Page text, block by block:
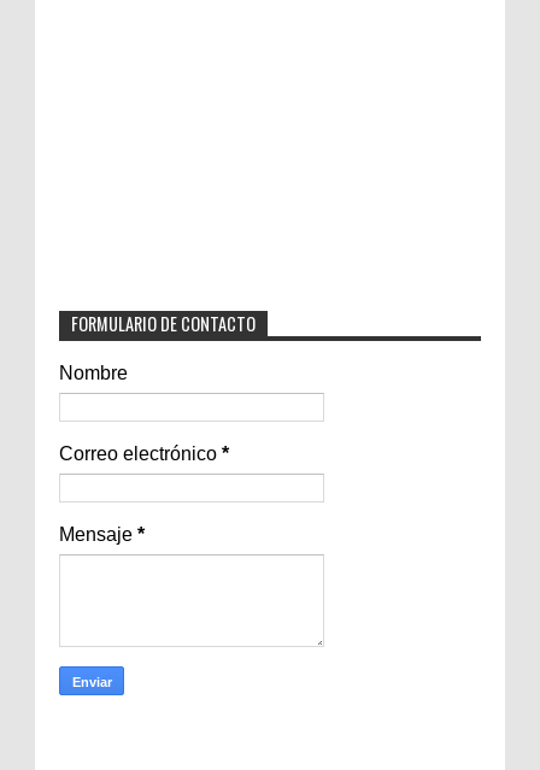
FORMULARIO DE CONTACTO
Nombre
Correo electrónico *
Mensaje *